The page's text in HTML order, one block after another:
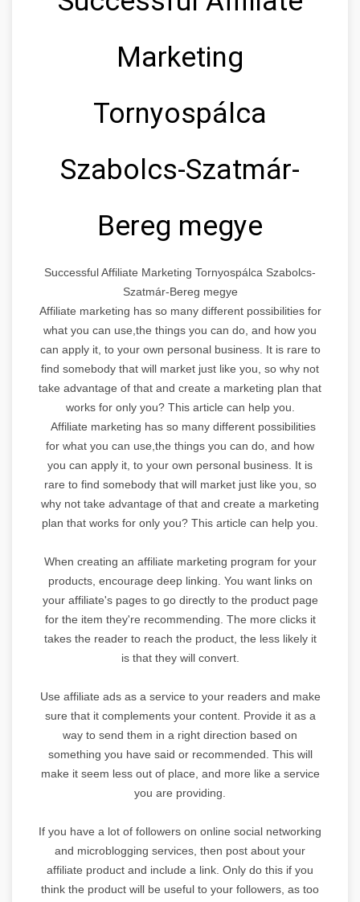
Marketing
Tornyospálca
Szabolcs-Szatmár-
Bereg megye
Successful Affiliate Marketing Tornyospálca Szabolcs-
Szatmár-Bereg megye
Affiliate marketing has so many different possibilities for
what you can use,the things you can do, and how you
can apply it, to your own personal business. It is rare to
find somebody that will market just like you, so why not
take advantage of that and create a marketing plan that
works for only you? This article can help you.
Affiliate marketing has so many different possibilities
for what you can use,the things you can do, and how
you can apply it, to your own personal business. It is
rare to find somebody that will market just like you, so
why not take advantage of that and create a marketing
plan that works for only you? This article can help you.
When creating an affiliate marketing program for your
products, encourage deep linking. You want links on
your affiliate's pages to go directly to the product page
for the item they're recommending. The more clicks it
takes the reader to reach the product, the less likely it
is that they will convert.
Use affiliate ads as a service to your readers and make
sure that it complements your content. Provide it as a
way to send them in a right direction based on
something you have said or recommended. This will
make it seem less out of place, and more like a service
you are providing.
If you have a lot of followers on online social networking
and microblogging services, then post about your
affiliate product and include a link. Only do this if you
think the product will be useful to your followers, as too